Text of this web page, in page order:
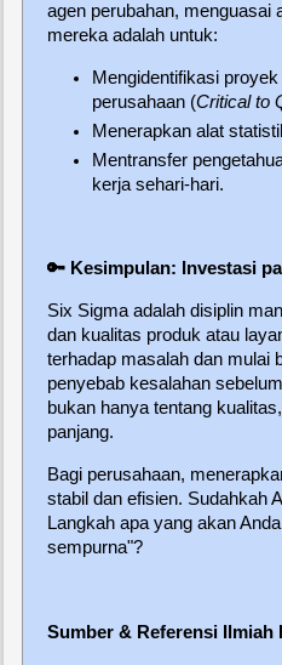
agen perubahan, menguasai
mereka adalah untuk:
Mengidentifikasi
perusahaan (Critical to
Menerapkan alat
Mentransfer
kerja sehari-hari.
🔑 Kesimpulan: Investasi
Six Sigma adalah disiplin
dan kualitas produk atau
terhadap masalah dan mulai
penyebab kesalahan
bukan hanya tentang
panjang.
Bagi perusahaan,
stabil dan efisien. Sudahkah
Langkah apa yang akan
sempurna"?
Sumber & Referensi Ilmiah